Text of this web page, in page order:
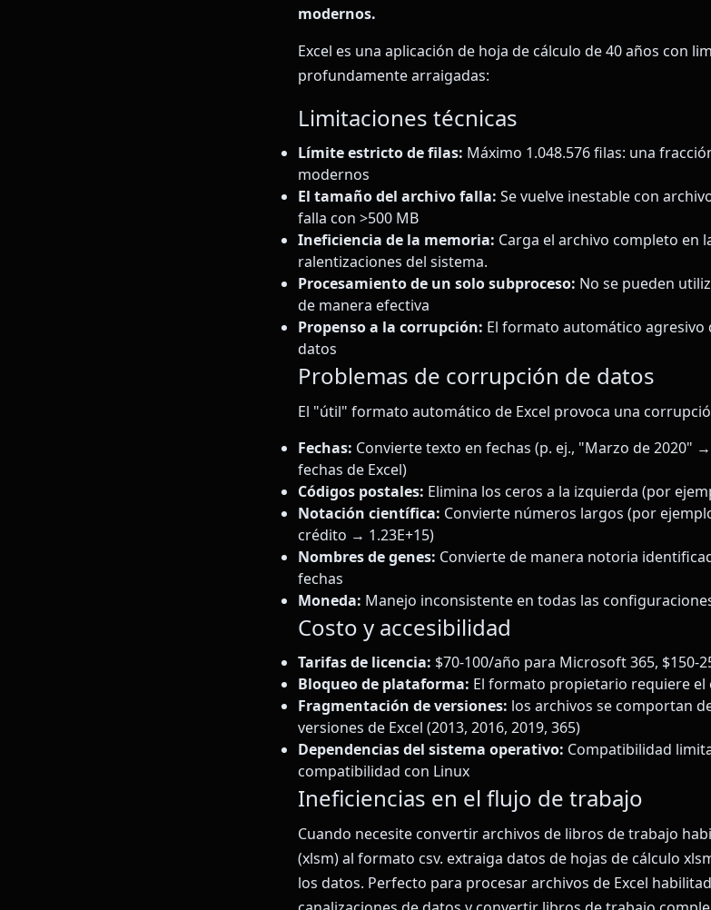
modernos.
Excel es una aplicación de hoja de cálculo de 40 años con
profundamente arraigadas:
Limitaciones técnicas
Límite estricto de filas: Máximo 1.048.576 filas: una
modernos
El tamaño del archivo falla: Se vuelve inestable con
falla con >500 MB
Ineficiencia de la memoria: Carga el archivo completo en
ralentizaciones del sistema.
Procesamiento de un solo subproceso: No se pueden
de manera efectiva
Propenso a la corrupción: El formato automático
datos
Problemas de corrupción de datos
El "útil" formato automático de Excel provoca una
Fechas: Convierte texto en fechas (p. ej., "Marzo de 2020"
fechas de Excel)
Códigos postales: Elimina los ceros a la izquierda (por
Notación científica: Convierte números largos (por
crédito → 1.23E+15)
Nombres de genes: Convierte de manera notoria
fechas
Moneda: Manejo inconsistente en todas las
Costo y accesibilidad
Tarifas de licencia: $70-100/año para Microsoft 365, $150-
Bloqueo de plataforma: El formato propietario requiere
Fragmentación de versiones: los archivos se comportan
versiones de Excel (2013, 2016, 2019, 365)
Dependencias del sistema operativo: Compatibilidad
compatibilidad con Linux
Ineficiencias en el flujo de trabajo
Cuando necesite convertir archivos de libros de trabajo
(xlsm) al formato csv. extraiga datos de hojas de cálculo
los datos. Perfecto para procesar archivos de Excel